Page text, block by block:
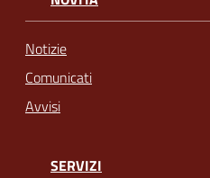
Notizie
Comunicati
Avvisi
SERVIZI